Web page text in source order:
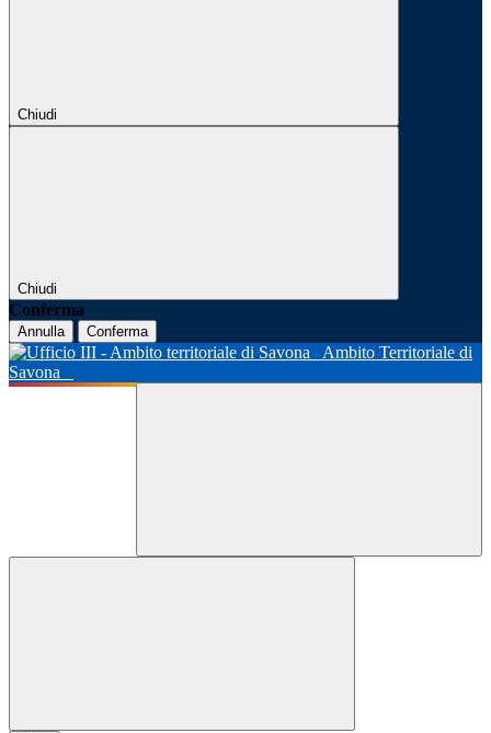
Chiudi
Chiudi
Conferma
Annulla Conferma
Ambito Territoriale di
Savona